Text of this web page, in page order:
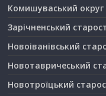
Комишуваський округ
Зарічненський
Новоіванівський
Новотавричеський
Новотроїцький